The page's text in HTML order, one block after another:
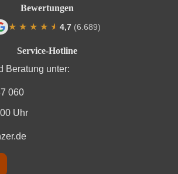
Service-Hotline
Beratung unter:
060
Uhr
Bewertungen
★ ★ ★ ★ ★
★ 4,7 (6.689)